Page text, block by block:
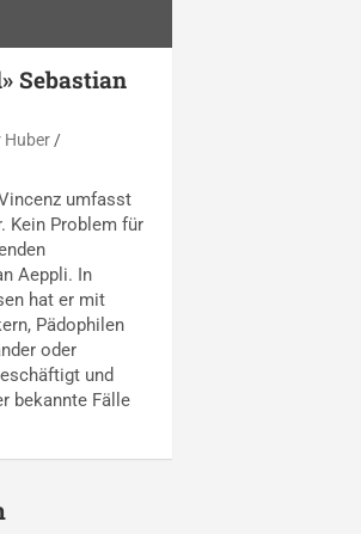
Sebastian
Huber
umfasst
Kein Problem für
Aeppli. In
hat er mit
Pädophilen
oder
und
bekannte Fälle